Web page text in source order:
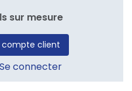
sur mesure
compte client
connecter